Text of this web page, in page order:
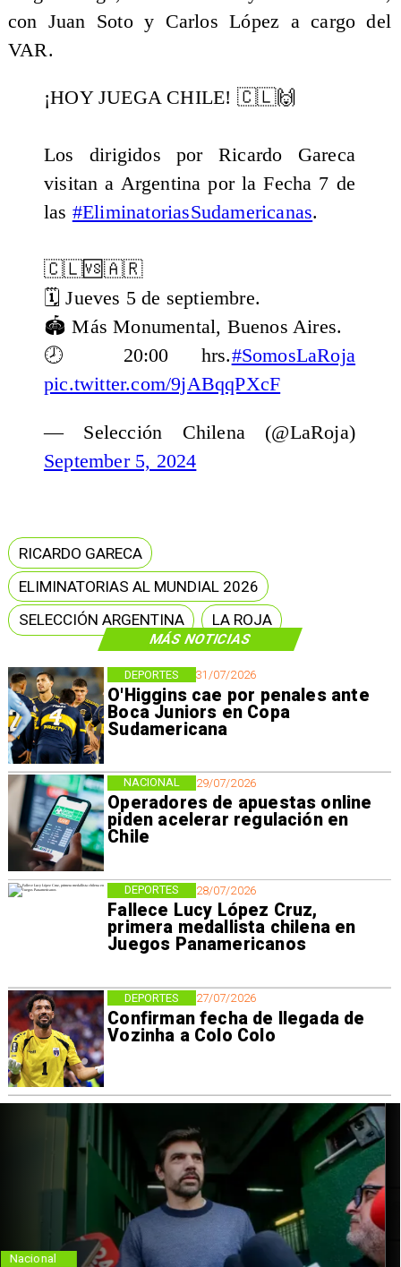
MÁS NOTICIAS
31/07/2026
O'Higgins cae por penales ante
Boca Juniors en Copa
Sudamericana
DEPORTES
29/07/2026
Operadores de apuestas online
piden acelerar regulación en
Chile
NACIONAL
28/07/2026
Fallece Lucy López Cruz,
primera medallista chilena en
Juegos Panamericanos
DEPORTES
27/07/2026
Confirman fecha de llegada de
Vozinha a Colo Colo
DEPORTES
con Juan Soto y Carlos López a cargo del
VAR.
¡HOY JUEGA CHILE! 🇨🇱🙌
Los dirigidos por Ricardo Gareca
visitan a Argentina por la Fecha 7 de
las #EliminatoriasSudamericanas.
🇨🇱🆚🇦🇷
🗓️ Jueves 5 de septiembre.
🏟️ Más Monumental, Buenos Aires.
🕗 20:00 hrs.#SomosLaRoja
pic.twitter.com/9jABqqPXcF
— Selección Chilena (@LaRoja)
September 5, 2024
RICARDO GARECA
ELIMINATORIAS AL MUNDIAL 2026
SELECCIÓN ARGENTINA
LA ROJA
Nacional